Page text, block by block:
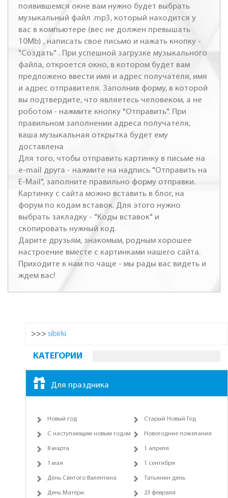
появившемся окне вам нужно будет выбрать
музыкальный файл .mp3, который находится у
вас в компьютере (вес не должен превышать
10Mb) , написать свое письмо и нажать кнопку -
"Создать" . При успешной загрузке музыкального
файла, откроется окно, в котором будет вам
предложено ввести имя и адрес получателя, имя
и адрес отправителя. Заполнив форму, в которой
вы подтвердите, что являетесь человеком, а не
роботом - нажмите кнопку "Отправить". При
правильном заполнении адреса получателя,
ваша музыкальная открытка будет ему
доставлена
Для того, чтобы отправить картинку в письме на
e-mail друга - нажмите на надпись "Отправить на
E-Mail", заполните правильно форму отправки.
Картинку с сайта можно вставить в блог, на
форум по кодам вставок. Для этого нужно
выбрать закладку - "Коды вставок" и
скопировать нужный код.
Дарите друзьям, знакомым, родным хорошее
настроение вместе с картинками нашего сайта.
Приходите к нам по чаще - мы рады вас видеть и
ждем вас!
>>> sibirki
КАТЕГОРИИ
Для праздника
Новый год Старый Новый Год
С наступающим новым годом Новогодние пожелания
8 марта 1 апреля
1 мая 1 сентября
День Святого Валентина Татьянин день
День Матери 23 февраля